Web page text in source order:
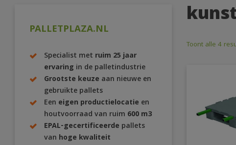
PALLETPLAZA.NL
Specialist met ruim 25 jaar
ervaring in de palletindustrie
Grootste keuze aan nieuwe en
gebruikte pallets
Een eigen productielocatie en
houtvoorraad van ruim 600 m3
EPAL-gecertificeerde pallets
van hoge kwaliteit
Toont alle 4